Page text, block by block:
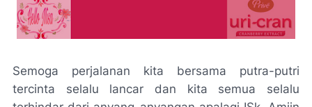
Semoga perjalanan kita bersama putra-putri
tercinta selalu lancar dan kita semua selalu